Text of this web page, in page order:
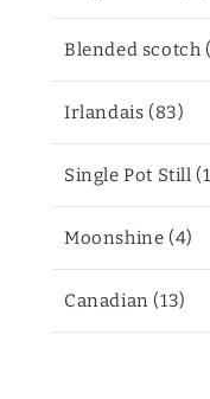
Blended scotch
Irlandais (83)
Single Pot Still
Moonshine (4)
Canadian (13)